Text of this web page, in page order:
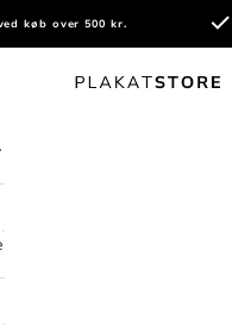
køb over 500 kr.
PlakatStore